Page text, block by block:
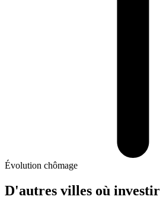
Évolution chômage
D'autres villes où investir